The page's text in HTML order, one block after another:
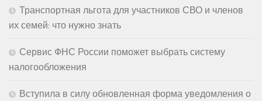
Транспортная льгота для участников СВО и членов
их семей: что нужно знать
Сервис ФНС России поможет выбрать систему
налогообложения
Вступила в силу обновленная форма уведомления о